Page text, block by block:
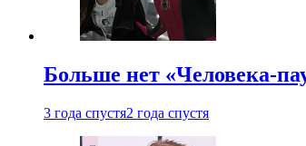
Больше нет «Человека-
3 года спустя2 года спустя